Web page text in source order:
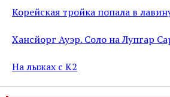
Корейская тройка попала в
Хансйорг Ауэр. Соло на Лупгар
На лыжах с К2